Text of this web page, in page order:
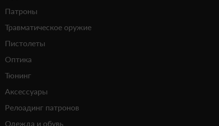
Патроны
Травматическое оружие
Пистолеты
Оптика
Тюнинг
Аксессуары
Релоадинг патронов
Одежда и обувь